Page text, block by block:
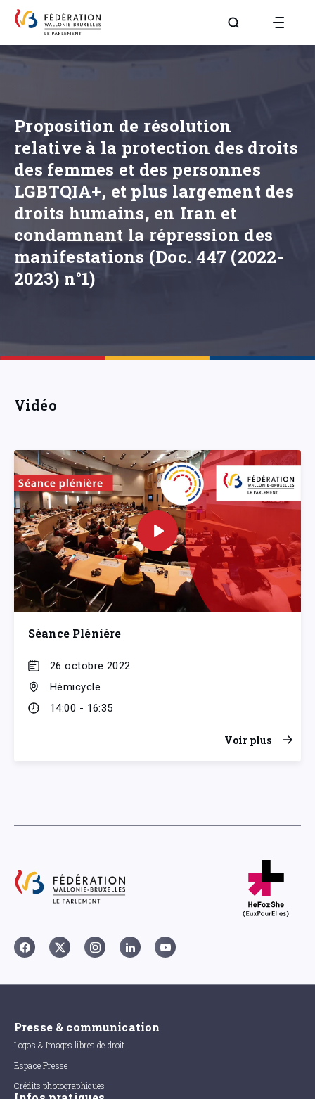
Aller à la page
Proposition de résolution
relative à la protection des droits
des femmes et des personnes
LGBTQIA+, et plus largement des
droits humains, en Iran et
condamnant la répression des
manifestations (Doc. 447 (2022-
2023) n°1)
Vidéo
Séance Plénière
26 octobre 2022
Hémicycle
14:00 - 16:35
Voir plus
Presse & communication
Logos & Images libres de droit
Espace Presse
Crédits photographiques